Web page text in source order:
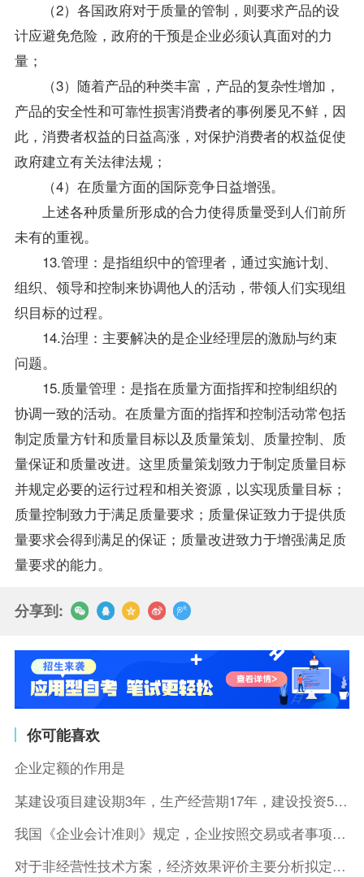
（2）各国政府对于质量的管制，则要求产品的设
计应避免危险，政府的干预是企业必须认真面对的力
量；
（3）随着产品的种类丰富，产品的复杂性增加，
产品的安全性和可靠性损害消费者的事例屡见不鲜，因
此，消费者权益的日益高涨，对保护消费者的权益促使
政府建立有关法律法规；
（4）在质量方面的国际竞争日益增强。
上述各种质量所形成的合力使得质量受到人们前所
未有的重视。
13.管理：是指组织中的管理者，通过实施计划、
组织、领导和控制来协调他人的活动，带领人们实现组
织目标的过程。
14.治理：主要解决的是企业经理层的激励与约束
问题。
15.质量管理：是指在质量方面指挥和控制组织的
协调一致的活动。在质量方面的指挥和控制活动常包括
制定质量方针和质量目标以及质量策划、质量控制、质
量保证和质量改进。这里质量策划致力于制定质量目标
并规定必要的运行过程和相关资源，以实现质量目标；
质量控制致力于满足质量要求；质量保证致力于提供质
量要求会得到满足的保证；质量改进致力于增强满足质
量要求的能力。
分享到:
你可能喜欢
企业定额的作用是
某建设项目建设期3年，生产经营期17年，建设投资5500万元
我国《企业会计准则》规定，企业按照交易或者事项的经济特征确定
对于非经营性技术方案，经济效果评价主要分析拟定方案的( )。